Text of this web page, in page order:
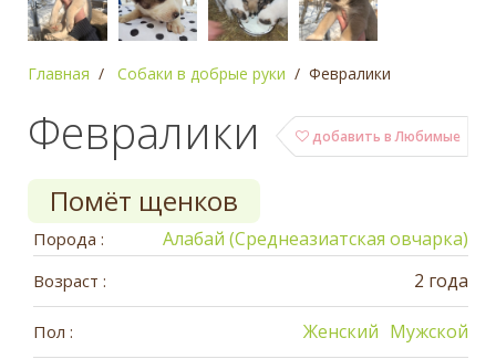
Главная Собаки в добрые руки Февралики
добавить в Любимые
Февралики
Помёт щенков
Порода : Алабай (Среднеазиатская овчарка)
Возраст : 2 года
Пол : Мужской
Женский